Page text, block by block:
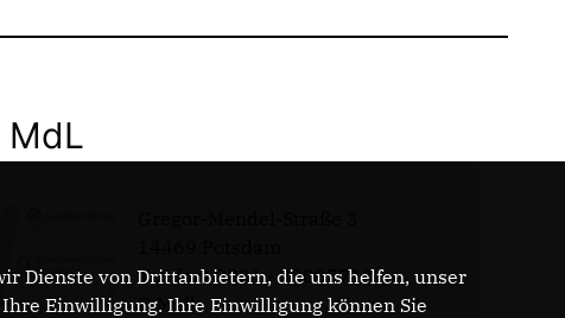
MdL
Telefon: 0331 - 20085713
E-Mail:
Dienste von Drittanbietern, die uns helfen, unser
Einwilligung. Ihre Einwilligung können Sie